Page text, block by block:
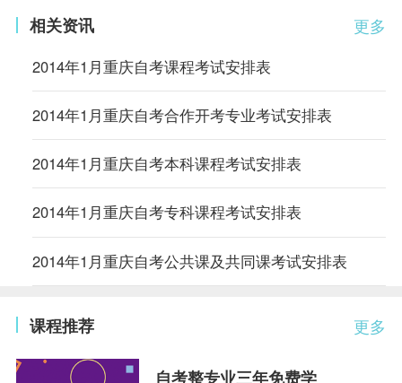
更多
相关资讯
2014年1月重庆自考课程考试安排表
2014年1月重庆自考合作开考专业考试安排表
2014年1月重庆自考本科课程考试安排表
2014年1月重庆自考专科课程考试安排表
2014年1月重庆自考公共课及共同课考试安排表
更多
课程推荐
自考整专业三年免费学